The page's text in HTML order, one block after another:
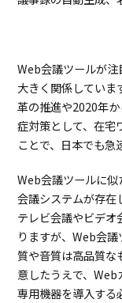
め
イ
ト
1.3.2.オ
ン
レ
会議
ツ
ル
特
と
す
め
イ
Web会議ツールが
大きく関係していま
革の推進や2020年
症対策として、在宅
ことで、日本でも急
Web会議ツールに
会議システムが存在
テレビ会議やビデオ
りますが、Web会
質や音質は高品質な
意したうえで、
専用機器を導入する